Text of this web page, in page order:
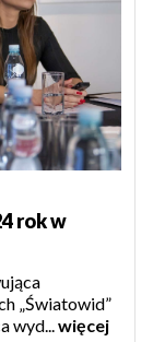
rok w
„Światowid”
wyd...więcej